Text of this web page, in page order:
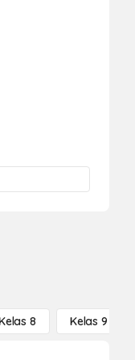
8 Kelas 9